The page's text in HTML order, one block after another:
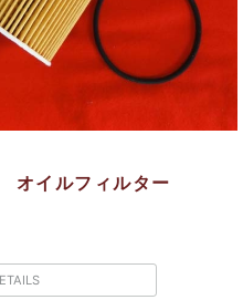
イルフィルター